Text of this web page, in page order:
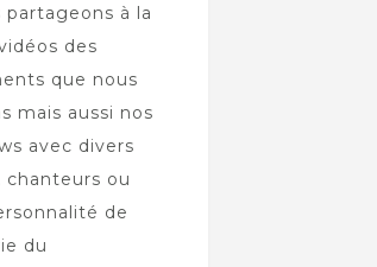
partageons à la
des
que nous
mais aussi nos
avec divers
chanteurs ou
de
du